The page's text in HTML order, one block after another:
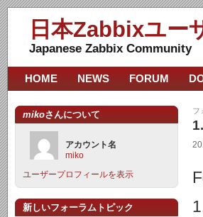
日本Zabbixユー
Japanese Zabbix Community
フ
HOME NEWS FORUM
mikoさんについて
アカウント名
miko
ユーザープロフィールを表示
新しいフォーラムトピック